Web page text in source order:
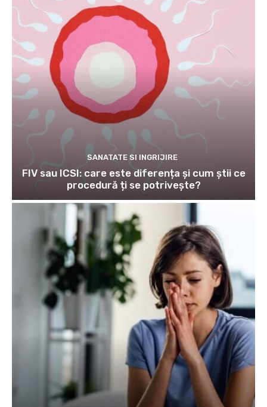
SANATATE SI INGRIJIRE
FIV sau ICSI: care este diferența și cum știi ce
procedură ți se potrivește?